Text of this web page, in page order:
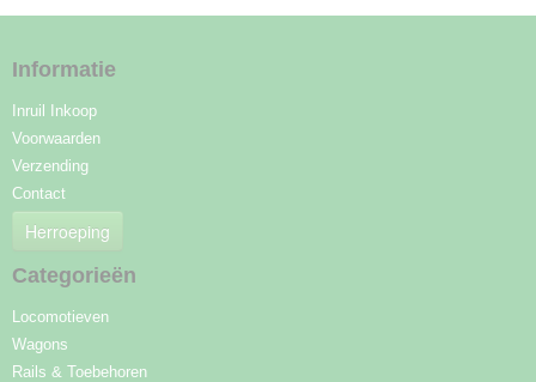
Informatie
Inruil Inkoop
Voorwaarden
Verzending
Contact
Herroeping
Categorieën
Locomotieven
Wagons
Rails & Toebehoren